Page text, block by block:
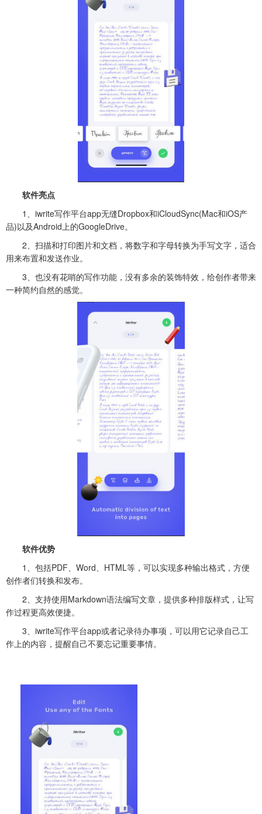
软件亮点
1、iwrite写作平台app无缝Dropbox和iCloudSync(Mac和iOS产
品)以及Android上的GoogleDrive。
2、扫描和打印图片和文档，将数字和字母转换为手写文字，适合
用来布置和发送作业。
3、也没有花哨的写作功能，没有多余的装饰特效，给创作者带来
一种简约自然的感觉。
软件优势
1、包括PDF、Word、HTML等，可以实现多种输出格式，方便
创作者们转换和发布。
2、支持使用Markdown语法编写文章，提供多种排版样式，让写
作过程更高效便捷。
3、iwrite写作平台app或者记录待办事项，可以用它记录自己工
作上的内容，提醒自己不要忘记重要事情。